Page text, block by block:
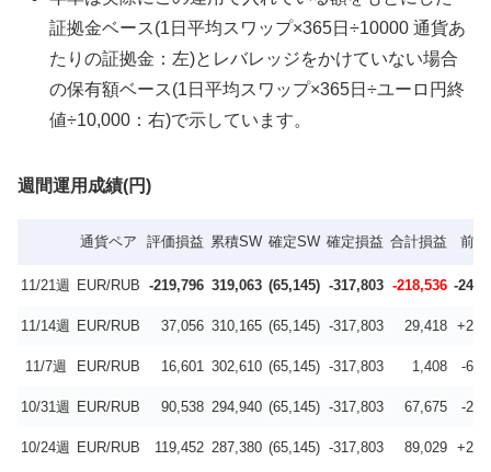
証拠金ベース(1日平均スワップ×365日÷10000 通貨あ
たりの証拠金：左)とレバレッジをかけていない場合
の保有額ベース(1日平均スワップ×365日÷ユーロ円終
値÷10,000：右)で示しています。
週間運用成績(円)
通貨ペア 評価損益 累積SW 確定SW 確定損益 合計損益 前週
11/21週 EUR/RUB -219,796 319,063 (65,145) -317,803 -218,536 -
11/14週 EUR/RUB 37,056 310,165 (65,145) -317,803 29,418
11/7週 EUR/RUB 16,601 302,610 (65,145) -317,803 1,408 -
10/31週 EUR/RUB 90,538 294,940 (65,145) -317,803 67,675 -
10/24週 EUR/RUB 119,452 287,380 (65,145) -317,803 89,029